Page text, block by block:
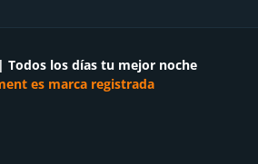
| Todos los días tu mejor noche
es marca registrada